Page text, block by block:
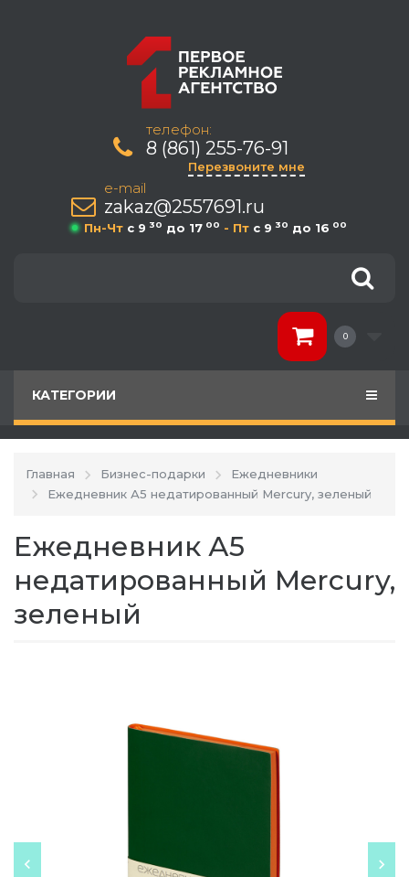
телефон:
8 (861) 255-76-91
Перезвоните мне
e-mail
zakaz@2557691.ru
Пн-Чт c 9 30 до 17 00 - Пт c 9 30 до 16 00
0
КАТЕГОРИИ
Главная Бизнес-подарки
Ежедневники
Ежедневник А5 недатированный Mercury, зеленый
Ежедневник А5
недатированный Mercury,
зеленый